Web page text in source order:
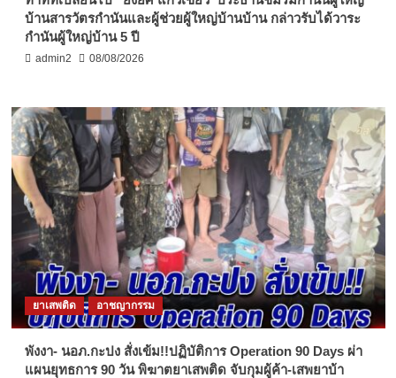
บ้านสารวัตรกำนันและผู้ช่วยผู้ใหญ่บ้านบ้าน กล่าวรับได้วาระ
กำนันผู้ใหญ่บ้าน 5 ปี
admin2 08/08/2026
ยาเสพติด อาชญากรรม
พังงา- นอภ.กะปง สั่งเข้ม!!ปฏิบัติการ Operation 90 Days ผ่า
แผนยุทธการ 90 วัน พิฆาตยาเสพติด จับกุมผู้ค้า-เสพยาบ้า